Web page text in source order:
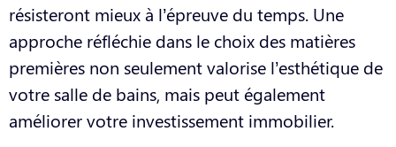
résisteront mieux à l’épreuve du temps. Une
approche réfléchie dans le choix des matières
premières non seulement valorise l’esthétique de
votre salle de bains, mais peut également
améliorer votre investissement immobilier.